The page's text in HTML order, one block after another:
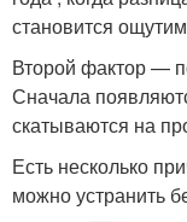
становится
Второй фактор —
Сначала
скатываются на
Есть несколько
можно устранить